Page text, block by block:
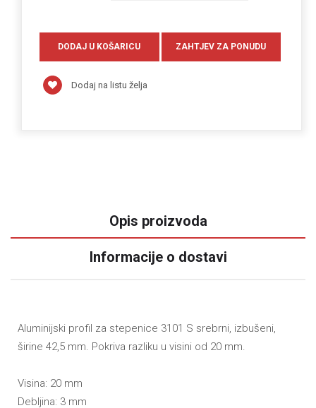
Dodaj na listu želja
Opis proizvoda
Informacije o dostavi
Aluminijski profil za stepenice 3101 S srebrni, izbušeni,
širine 42,5 mm. Pokriva razliku u visini od 20 mm.
Visina: 20 mm
Debljina: 3 mm